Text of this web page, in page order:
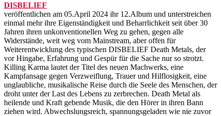
DISBELIEF
veröffentlichen am 05.April 2024 ihr 12.Album und unterstreichen
einmal mehr ihre Eigenständigkeit und Beharrlichkeit seit über 30
Jahren ihren unkonventionellen Weg zu gehen, gegen alle
Widerstände, weit weg vom Mainstream, aber offen für
Weiterentwicklung des typischen DISBELIEF Death Metals, der
vor Hingabe, Erfahrung und Gespür für die Sache nur so strotzt.
Killing Karma lautet der Titel des neuen Machwerks, eine
Kampfansage gegen Verzweiflung, Trauer und Hilflosigkeit, eine
unglaubliche, musikalische Reise durch die Seele des Menschen, der
droht unter der Last des Lebens zu zerbrechen. Death Metal als
heilende und Kraft gebende Musik, die den Hörer in ihren Bann
ziehen wird. Abwechslungsreich, spannungsgeladen wie nie zuvor